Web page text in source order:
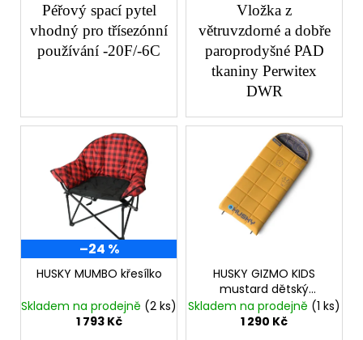
Péřový spací pytel
vhodný pro třísezónní
používání -20F/-6C
Vložka z
větruvzdorné a dobře
paroprodyšné PAD
tkaniny Perwitex
DWR
–24 %
HUSKY MUMBO křesílko
Skladem na prodejně (2 ks)
1 793 Kč
HUSKY GIZMO KIDS
mustard dětský
dekový spacák
Skladem na prodejně (1 ks)
1 290 Kč